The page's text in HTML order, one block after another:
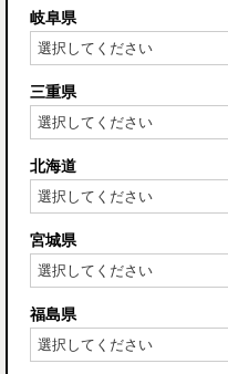
岐阜県
三重県
北海道
宮城県
福島県